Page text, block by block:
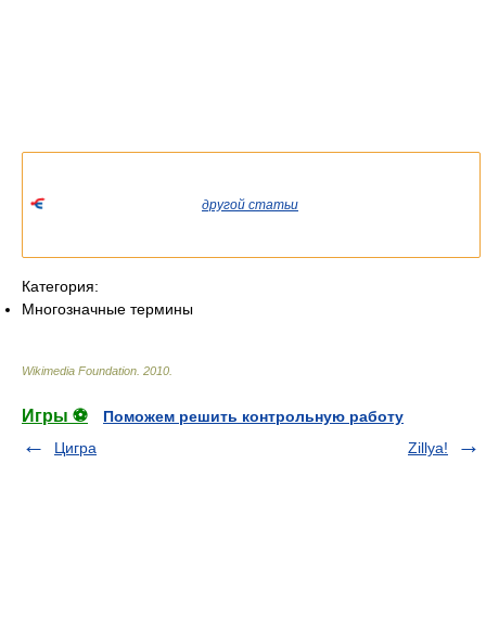
другой статьи
Категория:
Многозначные термины
Wikimedia Foundation 2010
Игры ⚽
Поможем решить контрольную работу
Цигра
Zillya!